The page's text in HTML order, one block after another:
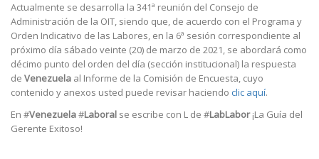
Actualmente se desarrolla la 341ª reunión del Consejo de
Administración de la OIT, siendo que, de acuerdo con el Programa y
Orden Indicativo de las Labores, en la 6ª sesión correspondiente al
próximo día sábado veinte (20) de marzo de 2021, se abordará como
décimo punto del orden del día (sección institucional) la respuesta
de Venezuela al Informe de la Comisión de Encuesta, cuyo
contenido y anexos usted puede revisar haciendo clic aquí.
En #Venezuela#Laboral se escribe con L de #LabLabor¡La Guía del
Gerente Exitoso!